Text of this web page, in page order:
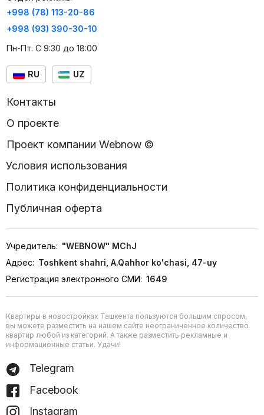
+998 (78) 113-20-86
+998 (93) 390-30-10
Пн-Пт. С 9:30 до 18:00
RU UZ
Контакты
О проекте
Проект компании Webnow ©
Условия использования
Политика конфиденциальности
Публичная оферта
Учредитель: "WEBNOW" MChJ
Адрес: Toshkent shahri, A.Qahhor ko'chasi, 47-uy
Регистрация электронного СМИ: 1649
Квартиры в новостройках Ташкента пользуются большим спросом,
вы можете разместить на нашем сайте неограниченное количество
квартир любой из категорий. А также разместить рекламные и
информационные статьи. Удачи!
Telegram
Facebook
Instagram